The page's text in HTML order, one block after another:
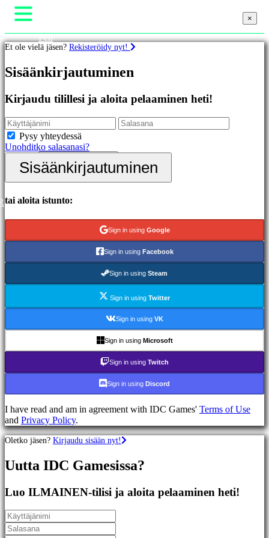
Esittelyssä
Uutuudet
Ilmaiset
pelit
Kategoriat
Toimintapelit
Seikkailupelit
pelit
pelit
Räiskintäpelit
games
games
games
games
games
games
Demot
Yhteisö
Gameplay
sisäiset
Uutiset
Media
Oppaat
Peli
Gameplay
Uutiset
Tuki
Kauppa
Rekisteröidy
×
Et ole vielä jäsen? Rekisteröidy nyt!
Sisäänkirjautuminen
Kirjaudu tilillesi ja aloita pelaaminen heti!
Pysy yhteydessä
Unohditko salasanasi?
Sisäänkirjautuminen
tai aloita istunto:
Sign in using Google
Sign in using Facebook
Sign in using Steam
Sign in using Twitter
Sign in using VK
Sign in using Microsoft
Sign in using Twitch
Sign in using Discord
I have read and am in agreement with IDC Games' Terms of Use
and Privacy Policy.
×
Oletko jäsen? Kirjaudu sisään nyt!
Uutta IDC Gamesissa?
Luo ILMAINEN-tilisi ja aloita pelaaminen heti!
×